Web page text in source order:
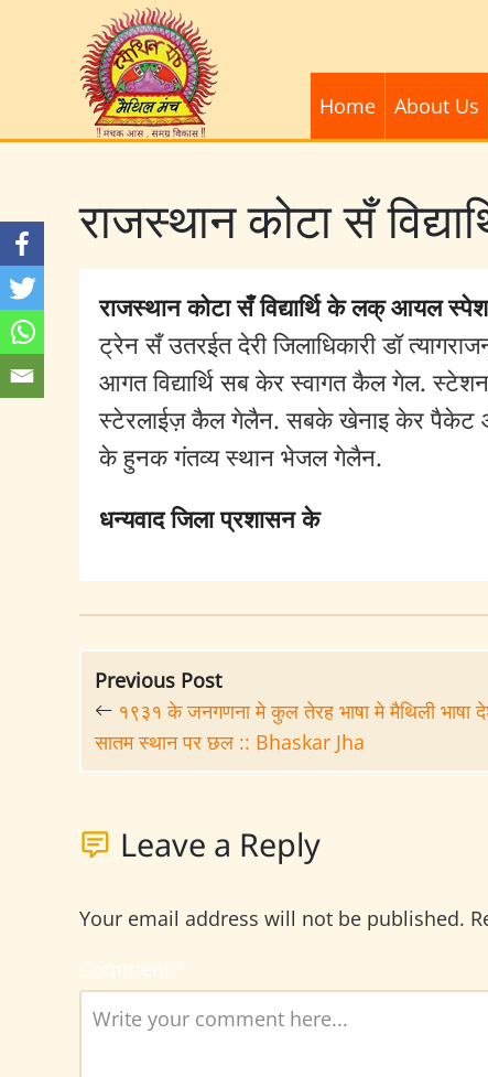
Home About Us
राजस्थान कोटा सँ
राजस्थान कोटा सँ विद्यार्थि के लक् आयल
ट्रेन सँ उतरईत देरी जिलाधिकारी डॉ
आगत विद्यार्थि सब केर स्वागत कैल गेल.
स्टेरलाईज़ कैल गेलैन. सबके खेनाइ केर पैकेट
के हुनक गंतव्य स्थान भेजल गेलैन.
धन्यवाद जिला प्रशासन के
Previous Post
१९३१ के जनगणना मे कुल तेरह भाषा मे मैथिली भाषा
सातम स्थान पर छल :: Bhaskar Jha
Leave a Reply
Your email address will not be published.
Comment *